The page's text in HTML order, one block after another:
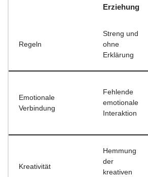
Erziehung
Regeln
Streng und
ohne
Erklärung
Emotionale
Verbindung
Fehlende
emotionale
Interaktion
Kreativität
Hemmung
der
kreativen